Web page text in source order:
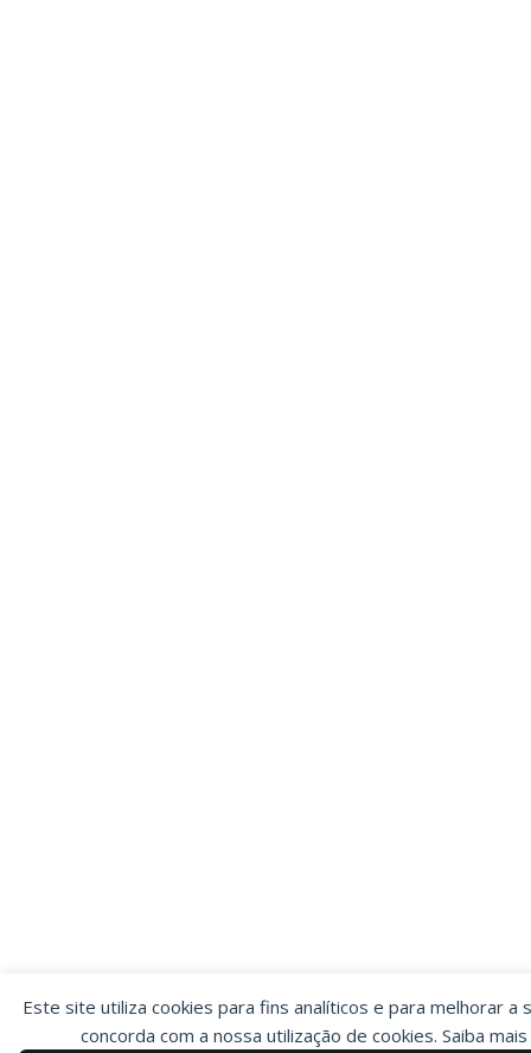
Este site utiliza cookies para fins analíticos e para melhorar a
concorda com a nossa utilização de cookies. Saiba